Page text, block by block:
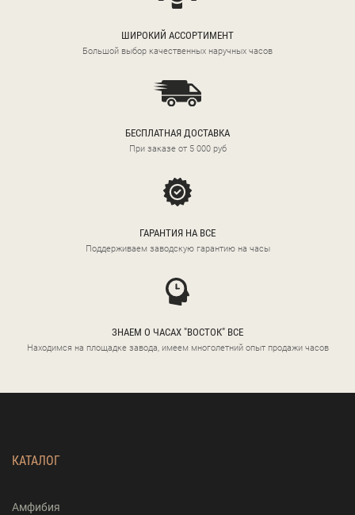
ШИРОКИЙ АССОРТИМЕНТ
Большой выбор качественных наручных часов
БЕСПЛАТНАЯ ДОСТАВКА
При заказе от 5 000 руб
ГАРАНТИЯ НА ВСЕ
Поддерживаем заводскую гарантию на часы
ЗНАЕМ О ЧАСАХ "ВОСТОК" ВСЕ
Находимся на площадке завода, имеем многолетний опыт продажи часов
КАТАЛОГ
Амфибия